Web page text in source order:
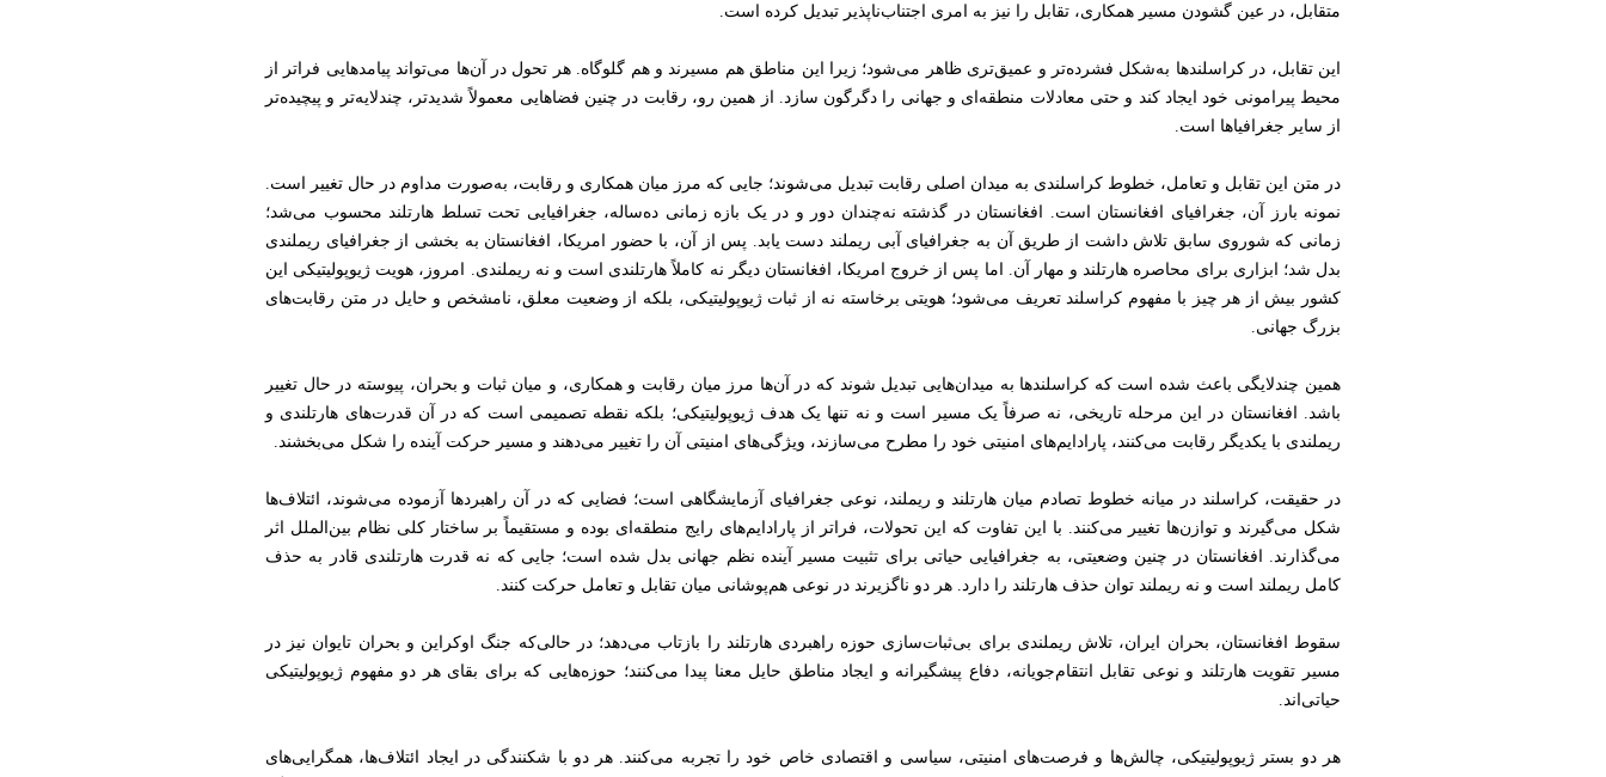
متقابل، در عین گشودن مسیر همکاری، تقابل را نیز به امری اجتناب‌ناپذیر تبدیل کرده است.
این تقابل، در کراسلندها به‌شکل فشرده‌تر و عمیق‌تری ظاهر می‌شود؛ زیرا این مناطق هم مسیرند و هم گلوگاه. هر تحول در آن‌ها می‌تواند پیامدهایی فراتر از
محیط پیرامونی خود ایجاد کند و حتی معادلات منطقه‌ای و جهانی را دگرگون سازد. از همین رو، رقابت در چنین فضاهایی معمولاً شدیدتر، چندلایه‌تر و پیچیده‌تر
از سایر جغرافیاها است.
در متن این تقابل و تعامل، خطوط کراسلندی به میدان اصلی رقابت تبدیل می‌شوند؛ جایی که مرز میان همکاری و رقابت، به‌صورت مداوم در حال تغییر است.
نمونه بارز آن، جغرافیای افغانستان است. افغانستان در گذشته نه‌چندان دور و در یک بازه زمانی ده‌ساله، جغرافیایی تحت تسلط هارتلند محسوب می‌شد؛
زمانی که شوروی سابق تلاش داشت از طریق آن به جغرافیای آبی ریملند دست یابد. پس از آن، با حضور امریکا، افغانستان به بخشی از جغرافیای ریملندی
بدل شد؛ ابزاری برای محاصره هارتلند و مهار آن. اما پس از خروج امریکا، افغانستان دیگر نه کاملاً هارتلندی است و نه ریملندی. امروز، هویت ژیوپولیتیکی این
کشور بیش از هر چیز با مفهوم کراسلند تعریف می‌شود؛ هویتی برخاسته نه از ثبات ژیوپولیتیکی، بلکه از وضعیت معلق، نامشخص و حایل در متن رقابت‌های
بزرگ جهانی.
همین چندلایگی باعث شده است که کراسلندها به میدان‌هایی تبدیل شوند که در آن‌ها مرز میان رقابت و همکاری، و میان ثبات و بحران، پیوسته در حال تغییر
باشد. افغانستان در این مرحله تاریخی، نه صرفاً یک مسیر است و نه تنها یک هدف ژیوپولیتیکی؛ بلکه نقطه تصمیمی است که در آن قدرت‌های هارتلندی و
ریملندی با یکدیگر رقابت می‌کنند، پارادایم‌های امنیتی خود را مطرح می‌سازند، ویژگی‌های امنیتی آن را تغییر می‌دهند و مسیر حرکت آینده را شکل می‌بخشند.
در حقیقت، کراسلند در میانه خطوط تصادم میان هارتلند و ریملند، نوعی جغرافیای آزمایشگاهی است؛ فضایی که در آن راهبردها آزموده می‌شوند، ائتلاف‌ها
شکل می‌گیرند و توازن‌ها تغییر می‌کنند. با این تفاوت که این تحولات، فراتر از پارادایم‌های رایج منطقه‌ای بوده و مستقیماً بر ساختار کلی نظام بین‌الملل اثر
می‌گذارند. افغانستان در چنین وضعیتی، به جغرافیایی حیاتی برای تثبیت مسیر آینده نظم جهانی بدل شده است؛ جایی که نه قدرت هارتلندی قادر به حذف
کامل ریملند است و نه ریملند توان حذف هارتلند را دارد. هر دو ناگزیرند در نوعی هم‌پوشانی میان تقابل و تعامل حرکت کنند.
سقوط افغانستان، بحران ایران، تلاش ریملندی برای بی‌ثبات‌سازی حوزه راهبردی هارتلند را بازتاب می‌دهد؛ در حالی‌که جنگ اوکراین و بحران تایوان نیز در
مسیر تقویت هارتلند و نوعی تقابل انتقام‌جویانه، دفاع پیشگیرانه و ایجاد مناطق حایل معنا پیدا می‌کنند؛ حوزه‌هایی که برای بقای هر دو مفهوم ژیوپولیتیکی
حیاتی‌اند.
هر دو بستر ژیوپولیتیکی، چالش‌ها و فرصت‌های امنیتی، سیاسی و اقتصادی خاص خود را تجربه می‌کنند. هر دو با شکنندگی در ایجاد ائتلاف‌ها، همگرایی‌های